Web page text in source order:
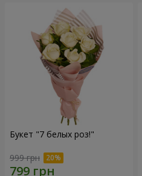
Букет "7 белых роз!"
999 грн